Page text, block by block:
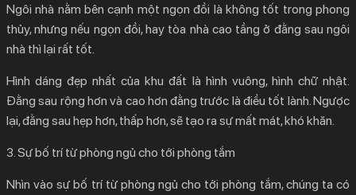
Ngôi nhà nằm bên cạnh một ngọn đồi là không tốt trong phong
thủy, nhưng nếu ngọn đồi, hay tòa nhà cao tầng ở đằng sau ngôi
nhà thì lại rất tốt.
Hình dáng đẹp nhất của khu đất là hình vuông, hình chữ nhật.
Đằng sau rộng hơn và cao hơn đằng trước là điều tốt lành. Ngược
lại, đằng sau hẹp hơn, thấp hơn, sẽ tạo ra sự mất mát, khó khăn.
3. Sự bố trí từ phòng ngủ cho tới phòng tắm
Nhìn vào sự bố trí từ phòng ngủ cho tới phòng tắm, chúng ta có